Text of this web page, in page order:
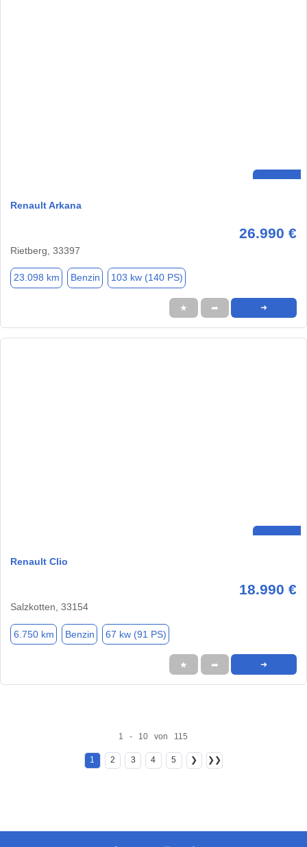
Renault Arkana
26.990 €
Rietberg, 33397
23.098 km Benzin 103 kw (140 PS)
★ ➦ ➜
Renault Clio
18.990 €
Salzkotten, 33154
6.750 km Benzin 67 kw (91 PS)
★ ➦ ➜
1 - 10 von 115
1 2 3 4 5 ❯ ❯❯